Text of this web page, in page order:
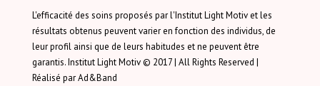
L'efficacité des soins proposés par l'Institut Light Motiv et les
résultats obtenus peuvent varier en fonction des individus, de
leur profil ainsi que de leurs habitudes et ne peuvent être
garantis. Institut Light Motiv © 2017 | All Rights Reserved |
Réalisé par Ad&Band